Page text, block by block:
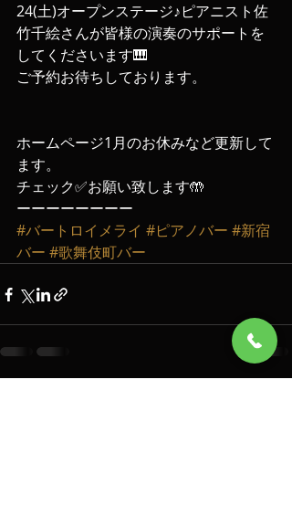
24(土)オープンステージ♪ピアニスト佐
竹千絵さんが皆様の演奏のサポートを
してくださいます🎹
ご予約お待ちしております。
ホームページ1月のお休みなど更新して
ます。
チェック✅お願い致します🤲
ーーーーーーーー
#バートロイメライ #ピアノバー #新宿
バー #歌舞伎町バー